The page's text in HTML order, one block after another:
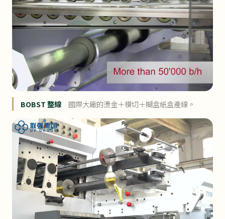
BOBST 整線 國際大廠的燙金＋模切＋糊盒紙盒產線。